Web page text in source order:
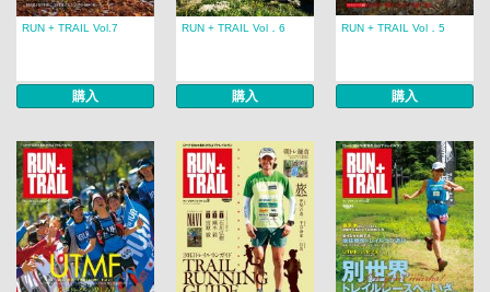
RUN + TRAIL Vol.7
購入
RUN + TRAIL Vol．6
購入
RUN + TRAIL Vol．5
購入